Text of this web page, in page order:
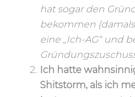
hat sogar den
bekommen
eine „Ich-AG“ und
Ich hatte
Shitstorm, als ich